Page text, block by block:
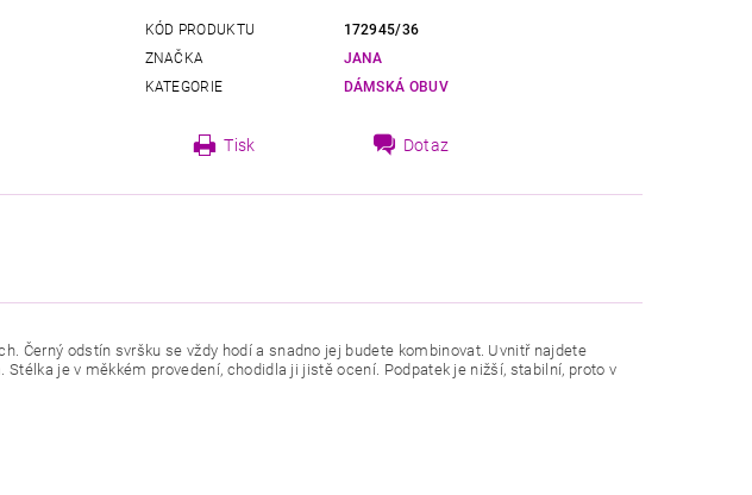
KÓD PRODUKTU
172945/36
ZNAČKA
JANA
KATEGORIE
DÁMSKÁ OBUV
Tisk Dotaz
Černý odstín svršku se vždy hodí a snadno jej budete kombinovat. Uvnitř najdete
je v měkkém provedení, chodidla ji jistě ocení. Podpatek je nižší, stabilní, proto v